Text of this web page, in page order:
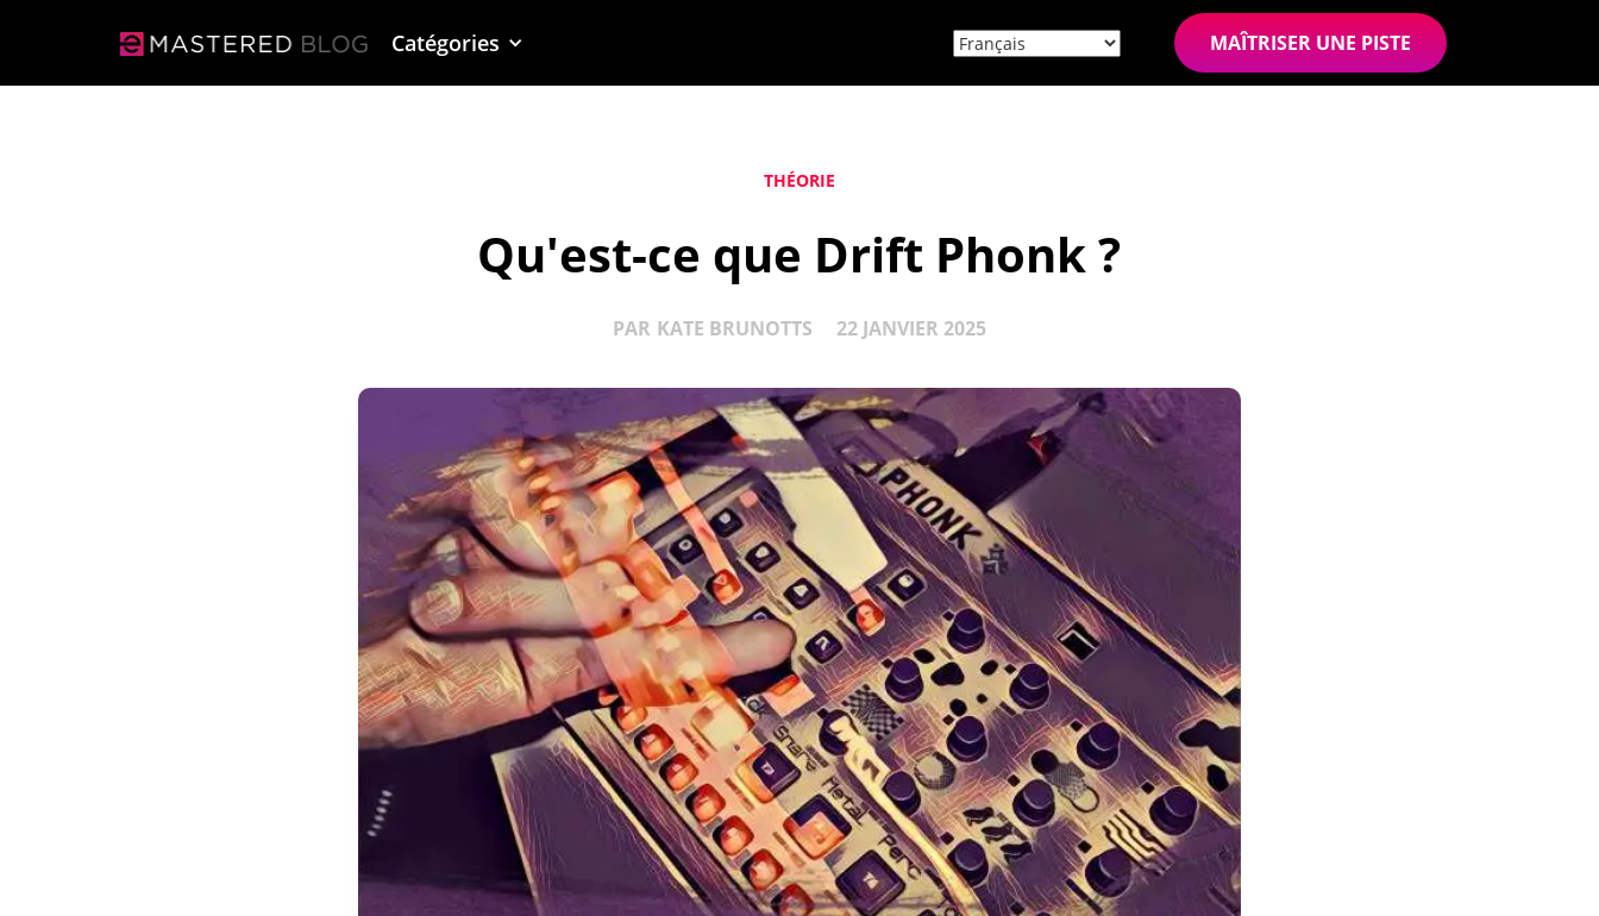
Catégories MAÎTRISER UNE PISTE
THÉORIE
Qu'est-ce que Drift Phonk ?
PAR KATE BRUNOTTS 22 JANVIER 2025